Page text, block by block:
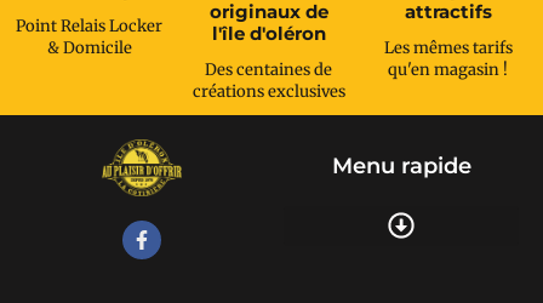
Point Relais Locker
& Domicile
originaux de
l'île d'oléron
Des centaines de
créations exclusives
attractifs
Les mêmes tarifs
qu'en magasin !
Menu rapide